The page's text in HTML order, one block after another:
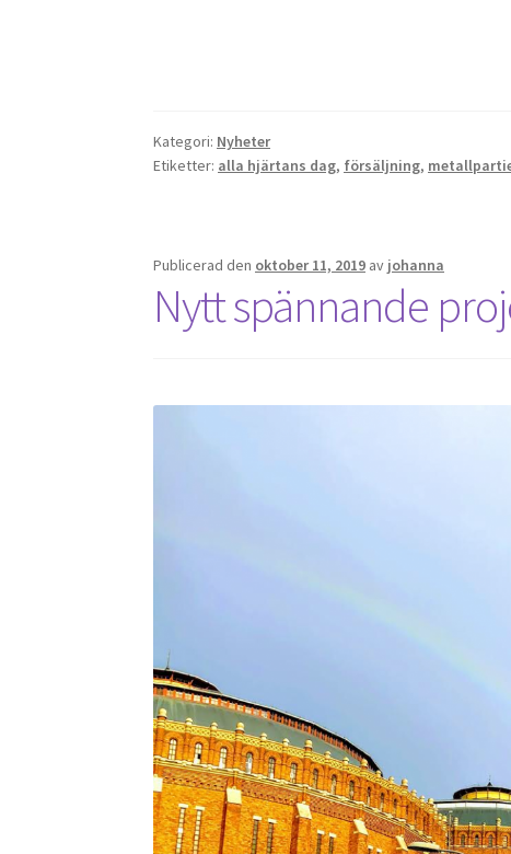
Kategori: Nyheter
Etiketter: alla hjärtans dag, försäljning,
Publicerad den oktober 11, 2019 av johanna
Nytt spännande